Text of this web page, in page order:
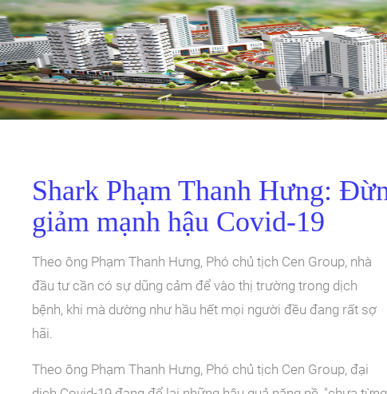
Shark Phạm Thanh Hưng:
giảm mạnh hậu Covid-19
Theo ông Phạm Thanh Hưng, Phó chủ tịch Cen Group, nhà
đầu tư cần có sự dũng cảm để vào thị trường trong dịch
bệnh, khi mà dường như hầu hết mọi người đều đang rất sợ
hãi.
Theo ông Phạm Thanh Hưng, Phó chủ tịch Cen Group, đại